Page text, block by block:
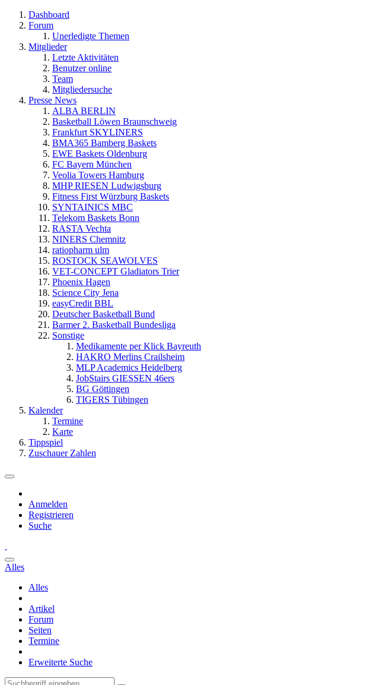
Dashboard
Forum
Unerledigte Themen
Mitglieder
Letzte Aktivitäten
Benutzer online
Team
Mitgliedersuche
Presse News
ALBA BERLIN
Basketball Löwen Braunschweig
Frankfurt SKYLINERS
BMA365 Bamberg Baskets
EWE Baskets Oldenburg
FC Bayern München
Veolia Towers Hamburg
MHP RIESEN Ludwigsburg
Fitness First Würzburg Baskets
SYNTAINICS MBC
Telekom Baskets Bonn
RASTA Vechta
NINERS Chemnitz
ratiopharm ulm
ROSTOCK SEAWOLVES
VET-CONCEPT Gladiators Trier
Phoenix Hagen
Science City Jena
easyCredit BBL
Deutscher Basketball Bund
Barmer 2. Basketball Bundesliga
Sonstige
Medikamente per Klick Bayreuth
HAKRO Merlins Crailsheim
MLP Academics Heidelberg
JobStairs GIESSEN 46ers
BG Göttingen
TIGERS Tübingen
Kalender
Termine
Karte
Tippspiel
Zuschauer Zahlen
Anmelden
Registrieren
Suche
Alles
Alles
Artikel
Forum
Seiten
Termine
Erweiterte Suche